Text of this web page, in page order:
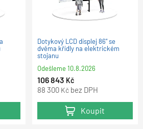
Dotykový LCD displej 86" se
dvěma křídly na elektrickém
stojanu
Odešleme10.8.2026
106 843 Kč
88 300 Kč bez DPH
Koupit